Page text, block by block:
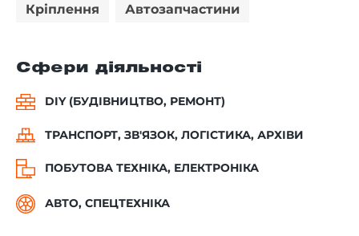
Кріплення Автозапчастини
Сфери діяльності
DIY (БУДІВНИЦТВО, РЕМОНТ)
ТРАНСПОРТ, ЗВ'ЯЗОК, ЛОГІСТИКА, АРХІВИ
ПОБУТОВА ТЕХНІКА, ЕЛЕКТРОНІКА
АВТО, СПЕЦТЕХНІКА